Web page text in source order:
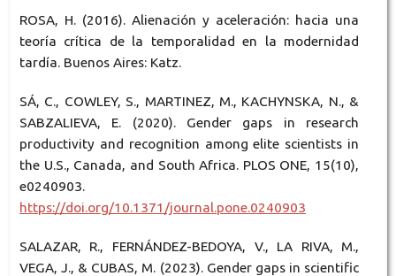
ROSA, H. (2016). Alienación y aceleración: hacia una
teoría crítica de la temporalidad en la modernidad
tardía. Buenos Aires: Katz.
SÁ, C., COWLEY, S., MARTINEZ, M., KACHYNSKA, N., &
SABZALIEVA, E. (2020). Gender gaps in research
productivity and recognition among elite scientists in
the U.S., Canada, and South Africa. PLOS ONE, 15(10),
e0240903.
https://doi.org/10.1371/journal.pone.0240903
SALAZAR, R., FERNÁNDEZ-BEDOYA, V., LA RIVA, M.,
VEGA, J., & CUBAS, M. (2023). Gender gaps in scientific